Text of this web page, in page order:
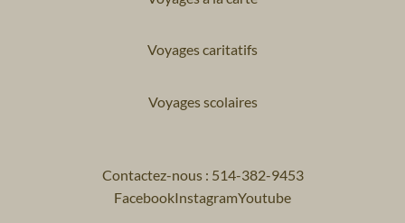
Voyages caritatifs
Voyages scolaires
Contactez-nous : 514-382-9453
FacebookInstagramYoutube